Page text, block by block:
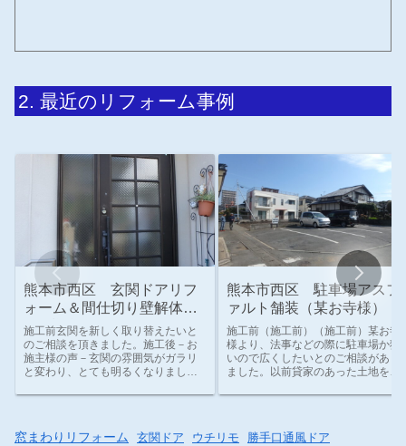
最近のリフォーム事例
熊本市西区 玄関ドアリフ
ォーム＆間仕切り壁解体
（Ⅿ様邸）
施工前玄関を新しく取り替えたいと
のご相談を頂きました。施工後－お
施主様の声－玄関の雰囲気がガラリ
と変わり、とても明るくなりまし
り、防犯面でも安心です。YKK APド
熊本市西区 駐車場アスフ
ァルト舗装（某お寺様）
施工前（施工前）（施工前）某お寺
様より、法事などの際に駐車場か狭
いので広くしたいとのご相談があり
ました。以前貸家のあった土地を利
にしてほしいとの事。施工後－お施
窓まわりリフォーム 玄関ドア ウチリモ
勝手口通風ドア